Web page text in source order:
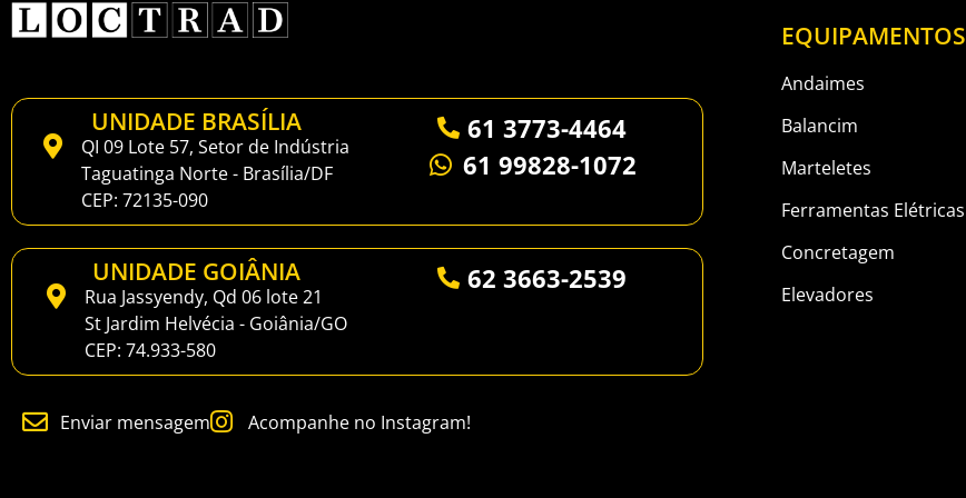
UNIDADE BRASÍLIA
QI 09 Lote 57, Setor de Indústria
Taguatinga Norte - Brasília/DF
CEP: 72135-090
61 3773-4464
61 99828-1072
UNIDADE GOIÂNIA
Rua Jassyendy, Qd 06 lote 21
St Jardim Helvécia - Goiânia/GO
CEP: 74.933-580
62 3663-2539
Enviar mensagem Acompanhe no Instagram!
EQUIPAMENTOS
Andaimes
Balancim
Marteletes
Ferramentas Elétricas
Concretagem
Elevadores